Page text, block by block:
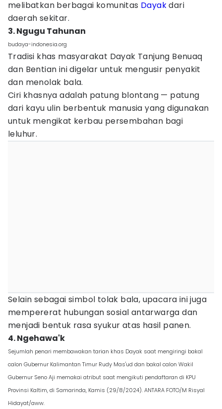
melibatkan berbagai komunitas Dayakdari
daerah sekitar.
3. Ngugu Tahunan
budaya-indonesia.org
Tradisi khas masyarakat Dayak Tanjung Benuaq
dan Bentian ini digelar untuk mengusir penyakit
dan menolak bala.
Ciri khasnya adalah patung blontang — patung
dari kayu ulin berbentuk manusia yang digunakan
untuk mengikat kerbau persembahan bagi
leluhur.
Selain sebagai simbol tolak bala, upacara ini juga
mempererat hubungan sosial antarwarga dan
menjadi bentuk rasa syukur atas hasil panen.
4. Ngehawa'k
Sejumlah penari membawakan tarian khas Dayak saat mengiringi bakal
calon Gubernur Kalimantan Timur Rudy Mas'ud dan bakal calon Wakil
Gubernur Seno Aji memakai atribut saat mengikuti pendaftaran di KPU
Provinsi Kaltim, di Samarinda, Kamis (29/8/2024). ANTARA FOTO/M Risyal
Hidayat/aww.